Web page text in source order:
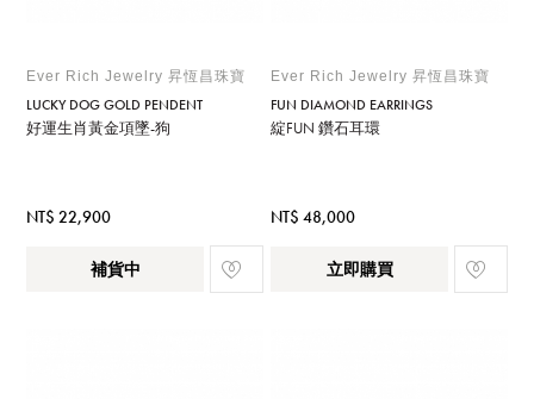
Ever Rich Jewelry 昇恆昌珠寶
LUCKY DOG GOLD PENDENT
好運生肖黃金項墜-狗
NT$ 22,900
補貨中
Ever Rich Jewelry 昇恆昌珠寶
FUN DIAMOND EARRINGS
綻FUN 鑽石耳環
NT$ 48,000
立即購買